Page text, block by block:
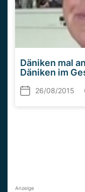
Däniken mal
Däniken im
26/08/2015
Anzeige